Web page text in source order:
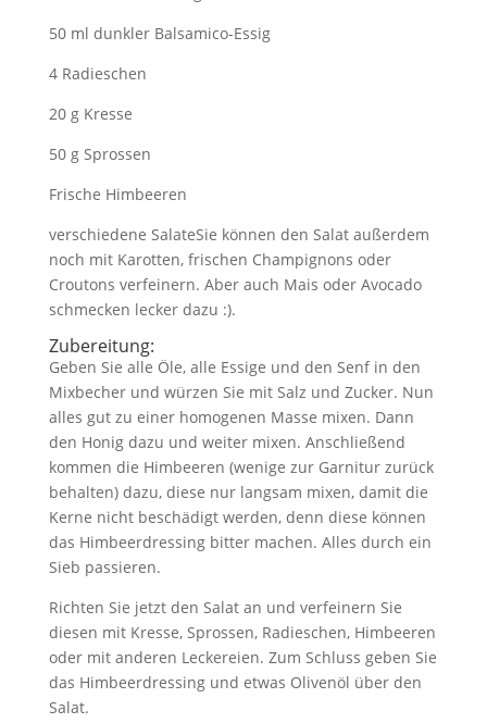
50 ml dunkler Balsamico-Essig
4 Radieschen
20 g Kresse
50 g Sprossen
Frische Himbeeren
verschiedene SalateSie können den Salat außerdem
noch mit Karotten, frischen Champignons oder
Croutons verfeinern. Aber auch Mais oder Avocado
schmecken lecker dazu :).
Zubereitung:
Geben Sie alle Öle, alle Essige und den Senf in den
Mixbecher und würzen Sie mit Salz und Zucker. Nun
alles gut zu einer homogenen Masse mixen. Dann
den Honig dazu und weiter mixen. Anschließend
kommen die Himbeeren (wenige zur Garnitur zurück
behalten) dazu, diese nur langsam mixen, damit die
Kerne nicht beschädigt werden, denn diese können
das Himbeerdressing bitter machen. Alles durch ein
Sieb passieren.
Richten Sie jetzt den Salat an und verfeinern Sie
diesen mit Kresse, Sprossen, Radieschen, Himbeeren
oder mit anderen Leckereien. Zum Schluss geben Sie
das Himbeerdressing und etwas Olivenöl über den
Salat.